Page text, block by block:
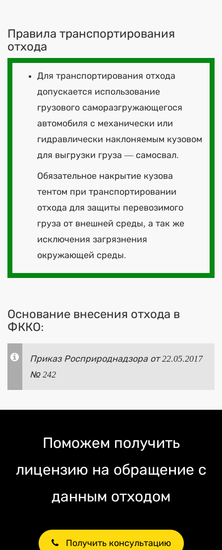
Правила транспортирования
отхода
Для транспортирования отхода
допускается использование
грузового саморазгружающегося
автомобиля с механически или
гидравлически наклоняемым кузовом
для выгрузки груза — самосвал.
Обязательное накрытие кузова
тентом при транспортировании
отхода для защиты перевозимого
груза от внешней среды, а так же
исключения загрязнения
окружающей среды.
Основание внесения отхода в
ФККО:
Приказ Росприроднадзора от 22.05.2017
№ 242
Поможем получить
лицензию на обращение с
данным отходом
Получить консультацию